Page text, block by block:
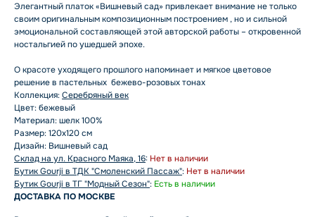
Элегантный платок «Вишневый сад» привлекает внимание не только
своим оригинальным композиционным построением , но и сильной
эмоциональной составляющей этой авторской работы – откровенной
ностальгией по ушедшей эпохе.
О красоте уходящего прошлого напоминает и мягкое цветовое
решение в пастельных бежево-розовых тонах
Коллекция:Серебряный век
Цвет: бежевый
Материал: шелк 100%
Размер: 120x120 см
Дизайн: Вишневый сад
Склад на ул. Красного Маяка, 16: Нет в наличии
Бутик Gourji в ТДК "Смоленский Пассаж": Нет в наличии
Бутик Gourji в ТГ "Модный Сезон": Есть в наличии
ДОСТАВКА ПО МОСКВЕ